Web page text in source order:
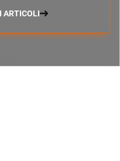
ARTICOLI